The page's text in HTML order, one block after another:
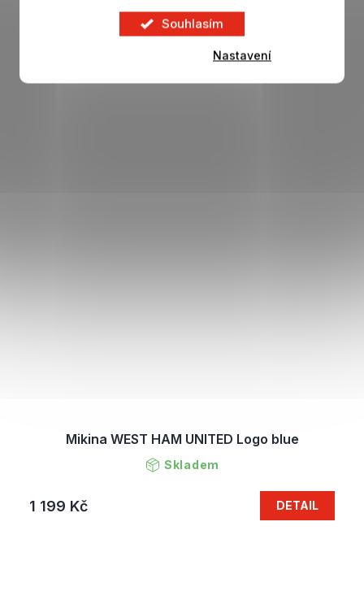
Souhlasím
Nastavení
Mikina WEST HAM UNITED Logo blue
Skladem
1 199 Kč DETAIL